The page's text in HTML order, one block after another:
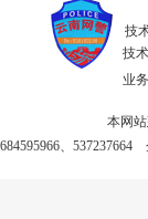
技
技
业
本网
、537237664